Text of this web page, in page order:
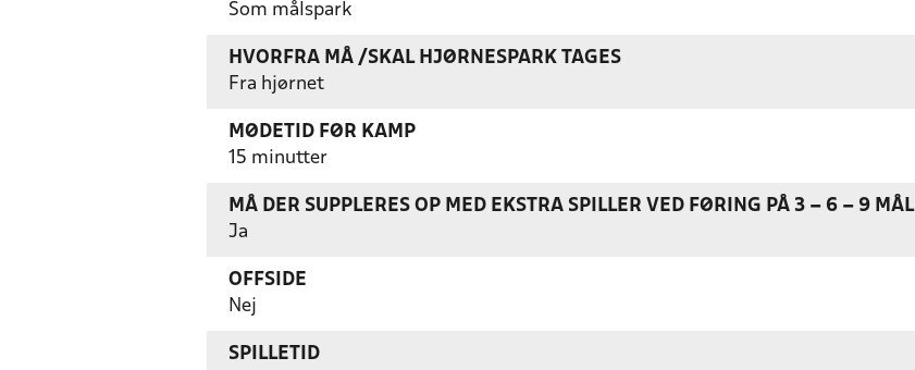
Som målspark
HVORFRA MÅ /SKAL HJØRNESPARK TAGES
Fra hjørnet
MØDETID FØR KAMP
15 minutter
MÅ DER SUPPLERES OP MED EKSTRA SPILLER VED FØRING PÅ 3 – 6 – 9 MÅL
Ja
OFFSIDE
Nej
SPILLETID